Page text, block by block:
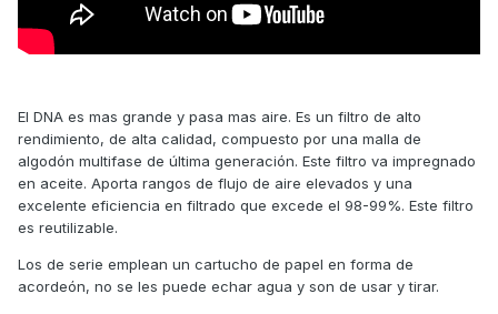
El DNA es mas grande y pasa mas aire. Es un filtro de alto
rendimiento, de alta calidad, compuesto por una malla de
algodón multifase de última generación. Este filtro va impregnado
en aceite. Aporta rangos de flujo de aire elevados y una
excelente eficiencia en filtrado que excede el 98-99%. Este filtro
es reutilizable.
Los de serie emplean un cartucho de papel en forma de
acordeón, no se les puede echar agua y son de usar y tirar.